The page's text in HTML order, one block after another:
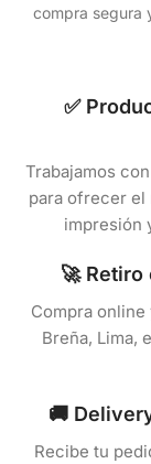
compra segura
✅
Trabajamos
para ofrecer el
impresión
🚀 Retiro
Compra
Breña, Lima,
🚚
Recibe tu